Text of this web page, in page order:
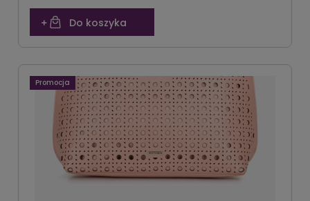
Do koszyka
Promocja